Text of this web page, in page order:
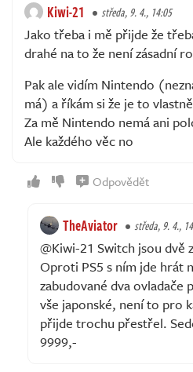
Kiwi-21 středa, 9. 4., 14:05
Jako třeba i mě přijde že
drahé na to že není zásadní
Pak ale vidím Nintendo
má) a říkám si že je to
Za mě Nintendo nemá ani
Ale každého věc no
Odpovědět
TheAviator středa, 9. 4.,
@Kiwi-21 Switch jsou dvě
Oproti PS5 s ním jde hrát
zabudované dva ovladače
vše japonské, není to pro
přijde trochu přestřel.
9999,-